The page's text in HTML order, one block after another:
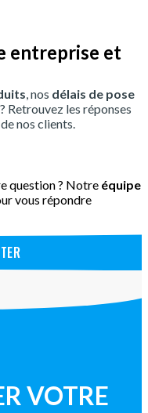
entreprise et
, nos délais de pose
Retrouvez les réponses
nos clients.
question ? Notre équipe
vous répondre
VOTRE